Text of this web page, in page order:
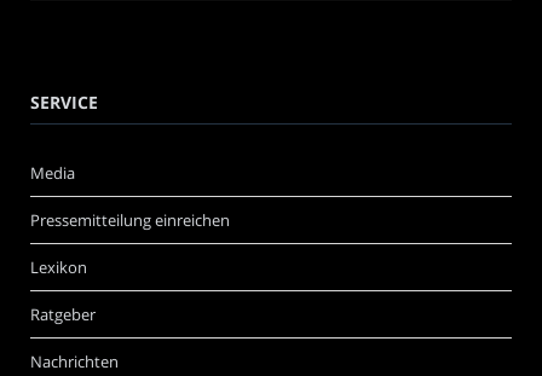
SERVICE
Media
Pressemitteilung einreichen
Lexikon
Ratgeber
Nachrichten